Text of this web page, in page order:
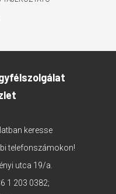
keresse
telefonszámokon!
utca 19/a.
1 203 0382;